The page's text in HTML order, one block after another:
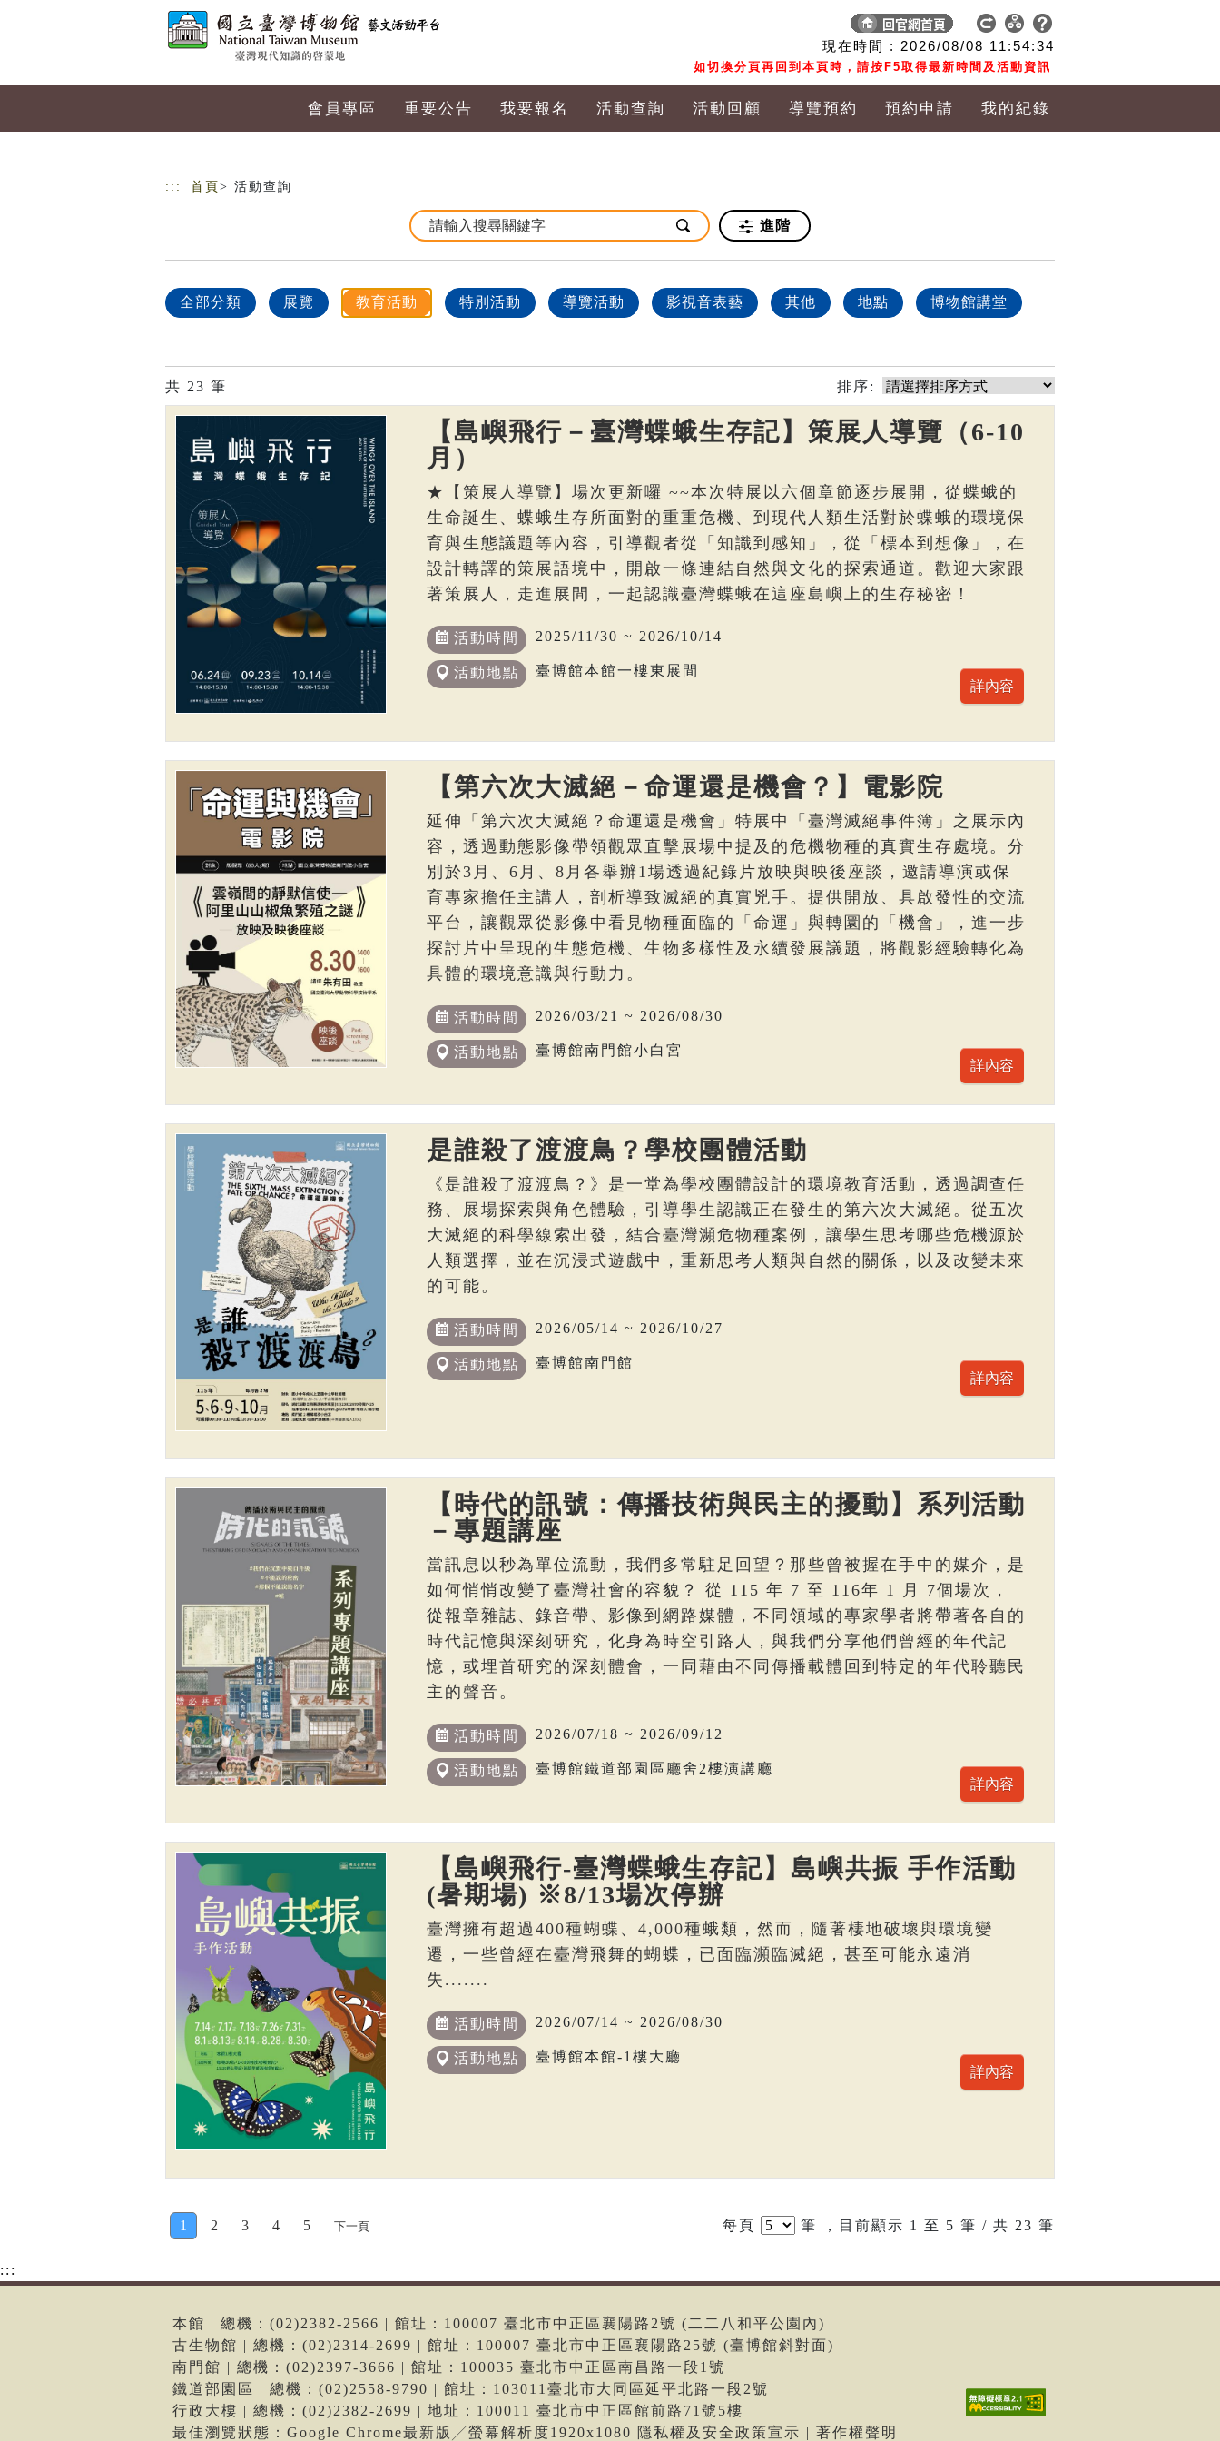
現在時間 : 2026/08/08 11:54:35
如切換分頁再回到本頁時，請按F5取得最新時間及活動資訊
會員專區 重要公告 我要報名 活動查詢 活動回顧 導覽預約 預約申請 我的紀錄
::: 首頁 > 活動查詢
進階
全部分類 展覽 教育活動 特別活動 導覽活動 影視音表藝 其他 地點 博物館講堂
共 23 筆 排序:
【島嶼飛行－臺灣蝶蛾生存記】策展人導覽（6-10
月）
★【策展人導覽】場次更新囉 ~~本次特展以六個章節逐步展開，從蝶蛾的
生命誕生、蝶蛾生存所面對的重重危機、到現代人類生活對於蝶蛾的環境保
育與生態議題等內容，引導觀者從「知識到感知」，從「標本到想像」，在
設計轉譯的策展語境中，開啟一條連結自然與文化的探索通道。歡迎大家跟
著策展人，走進展間，一起認識臺灣蝶蛾在這座島嶼上的生存秘密！
活動時間 2025/11/30 ~ 2026/10/14
活動地點 臺博館本館一樓東展間
【第六次大滅絕－命運還是機會？】電影院
延伸「第六次大滅絕？命運還是機會」特展中「臺灣滅絕事件簿」之展示內
容，透過動態影像帶領觀眾直擊展場中提及的危機物種的真實生存處境。分
別於3月、6月、8月各舉辦1場透過紀錄片放映與映後座談，邀請導演或保
育專家擔任主講人，剖析導致滅絕的真實兇手。提供開放、具啟發性的交流
平台，讓觀眾從影像中看見物種面臨的「命運」與轉圜的「機會」，進一步
探討片中呈現的生態危機、生物多樣性及永續發展議題，將觀影經驗轉化為
具體的環境意識與行動力。
活動時間 2026/03/21 ~ 2026/08/30
活動地點 臺博館南門館小白宮
是誰殺了渡渡鳥？學校團體活動
《是誰殺了渡渡鳥？》是一堂為學校團體設計的環境教育活動，透過調查任
務、展場探索與角色體驗，引導學生認識正在發生的第六次大滅絕。從五次
大滅絕的科學線索出發，結合臺灣瀕危物種案例，讓學生思考哪些危機源於
人類選擇，並在沉浸式遊戲中，重新思考人類與自然的關係，以及改變未來
的可能。
活動時間 2026/05/14 ~ 2026/10/27
活動地點 臺博館南門館
【時代的訊號：傳播技術與民主的擾動】系列活動
－專題講座
當訊息以秒為單位流動，我們多常駐足回望？那些曾被握在手中的媒介，是
如何悄悄改變了臺灣社會的容貌？ 從 115 年 7 至 116年 1 月 7個場次，
從報章雜誌、錄音帶、影像到網路媒體，不同領域的專家學者將帶著各自的
時代記憶與深刻研究，化身為時空引路人，與我們分享他們曾經的年代記
憶，或埋首研究的深刻體會，一同藉由不同傳播載體回到特定的年代聆聽民
主的聲音。
活動時間 2026/07/18 ~ 2026/09/12
活動地點 臺博館鐵道部園區廳舍2樓演講廳
【島嶼飛行-臺灣蝶蛾生存記】島嶼共振 手作活動
(暑期場) ※8/13場次停辦
臺灣擁有超過400種蝴蝶、4,000種蛾類，然而，隨著棲地破壞與環境變
遷，一些曾經在臺灣飛舞的蝴蝶，已面臨瀕臨滅絕，甚至可能永遠消
失.......
活動時間 2026/07/14 ~ 2026/08/30
活動地點 臺博館本館-1樓大廳
1 2 3 4 5 下一頁 每頁 筆 ，目前顯示 1 至 5 筆 / 共 23 筆
:::
本館 | 總機：(02)2382-2566 | 館址：100007 臺北市中正區襄陽路2號 (二二八和平公園內)
古生物館 | 總機：(02)2314-2699 | 館址：100007 臺北市中正區襄陽路25號 (臺博館斜對面)
南門館 | 總機：(02)2397-3666 | 館址：100035 臺北市中正區南昌路一段1號
鐵道部園區 | 總機：(02)2558-9790 | 館址：103011臺北市大同區延平北路一段2號
行政大樓 | 總機：(02)2382-2699 | 地址：100011 臺北市中正區館前路71號5樓
最佳瀏覽狀態：Google Chrome最新版╱螢幕解析度1920x1080 隱私權及安全政策宣示 | 著作權聲明